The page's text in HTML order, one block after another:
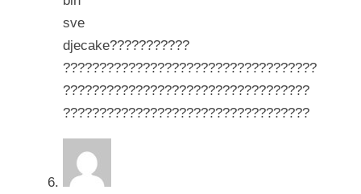
sve
djecake???????????
???????????????????????????????????
??????????????????????????????????
??????????????????????????????????